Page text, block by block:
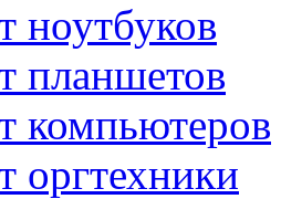
ноутбуков
планшетов
компьютеров
оргтехники